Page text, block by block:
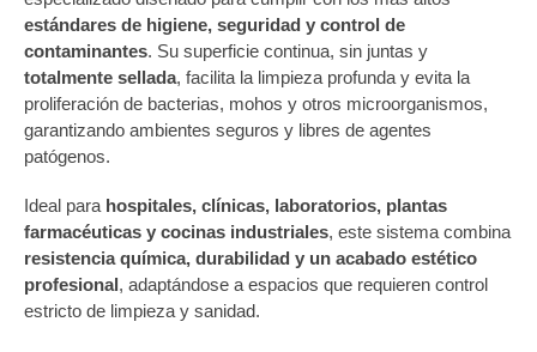
estándares de higiene, seguridad y control de
contaminantes. Su superficie continua, sin juntas y
totalmente sellada, facilita la limpieza profunda y evita la
proliferación de bacterias, mohos y otros microorganismos,
garantizando ambientes seguros y libres de agentes
patógenos.
Ideal para hospitales, clínicas, laboratorios, plantas
farmacéuticas y cocinas industriales, este sistema combina
resistencia química, durabilidad y un acabado estético
profesional, adaptándose a espacios que requieren control
estricto de limpieza y sanidad.